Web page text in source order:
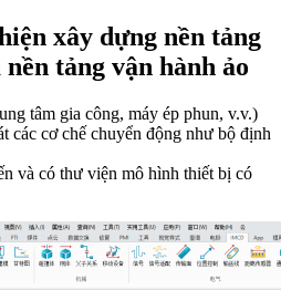
xây dựng nền tảng
tảng vận hành ảo
tâm gia công, máy ép phun, v.v.)
các cơ chế chuyển động như bộ định
và có thư viện mô hình thiết bị có